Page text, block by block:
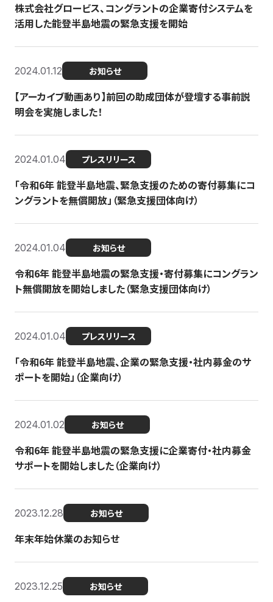
株式会社グロービス、コングラントの企業寄付システムを
活用した能登半島地震の緊急支援を開始
2024.01.12 お知らせ
【アーカイブ動画あり】前回の助成団体が登壇する事前説
明会を実施しました！
2024.01.04 プレスリリース
「令和6年 能登半島地震、緊急支援のための寄付募集にコ
ングラントを無償開放」（緊急支援団体向け）
2024.01.04 お知らせ
令和6年 能登半島地震の緊急支援・寄付募集にコングラン
ト無償開放を開始しました（緊急支援団体向け）
2024.01.04 プレスリリース
「令和6年 能登半島地震、企業の緊急支援・社内募金のサ
ポートを開始」（企業向け）
2024.01.02 お知らせ
令和6年 能登半島地震の緊急支援に企業寄付・社内募金
サポートを開始しました（企業向け）
2023.12.28 お知らせ
年末年始休業のお知らせ
2023.12.25 お知らせ